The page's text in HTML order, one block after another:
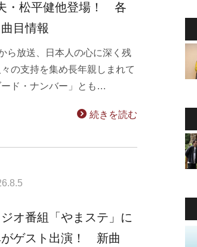
・松平健他登場！ 各
目情報
ら放送、日本人の心に深く残
の支持を集め長年親しまれて
ド・ナンバー」とも…
続きを読む
オ番組「やまステ」に
がゲスト出演！ 新曲